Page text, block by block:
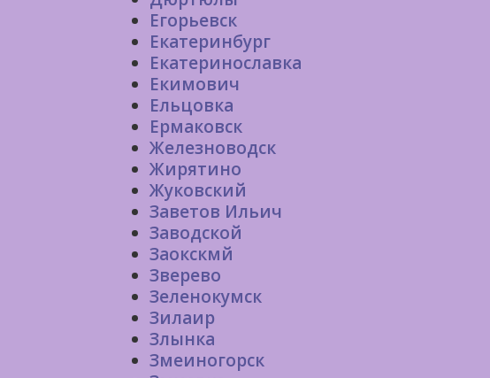
Егорьевск
Екатеринбург
Екатеринославка
Екимович
Ельцовка
Ермаковск
Железноводск
Жирятино
Жуковский
Заветов Ильич
Заводской
Заокскмй
Зверево
Зеленокумск
Зилаир
Злынка
Змеиногорск